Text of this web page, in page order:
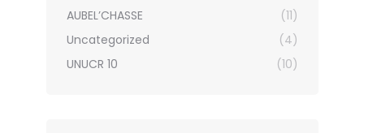
AUBEL’CHASSE
(11)
Uncategorized
(4)
UNUCR 10
(10)